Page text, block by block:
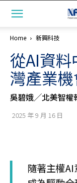
Home 新興科技
從AI資
灣產業
吳碧娥╱北美智
2025 年 9 月 16 日
隨著主權